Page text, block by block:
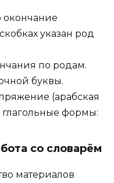
окончание
указан род
по родам.
буквы.
(арабская
формы:
со словарём
материалов